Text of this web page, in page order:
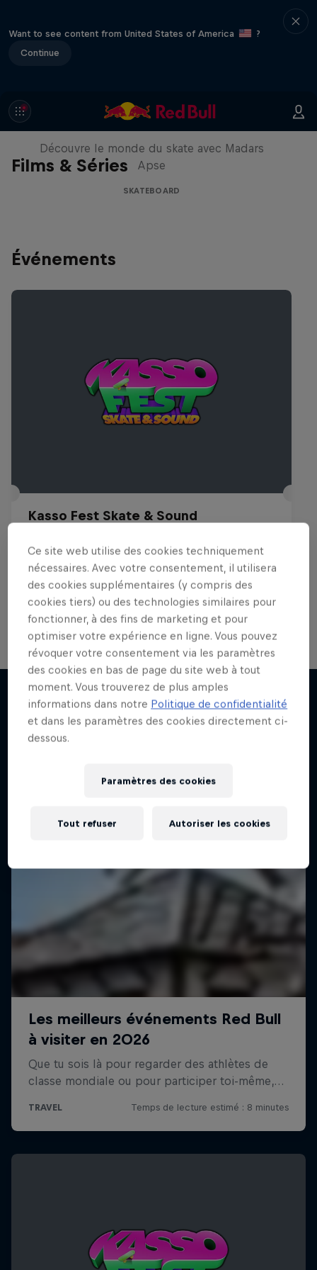
Want to see content from United States of America
?
Continue
Films & Séries
Skate Tales
Découvre le monde du skate avec Madars
Apse
SKATEBOARD
Événements
Kasso Fest Skate & Sound
Long Beach, United States
Voir le replay
J'EN VEUX ENCORE !
Ce site web utilise des cookies techniquement
nécessaires. Avec votre consentement, il utilisera
des cookies supplémentaires (y compris des
cookies tiers) ou des technologies similaires pour
fonctionner, à des fins de marketing et pour
optimiser votre expérience en ligne. Vous pouvez
révoquer votre consentement via les paramètres
des cookies en bas de page du site web à tout
moment. Vous trouverez de plus amples
informations dans notre Politique de confidentialité
et dans les paramètres des cookies directement ci-
dessous.
Paramètres des cookies
Tout refuser Autoriser les cookies